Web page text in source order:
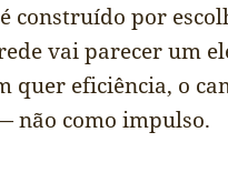
construído por
vai parecer um
quer eficiência, o
não como impulso.